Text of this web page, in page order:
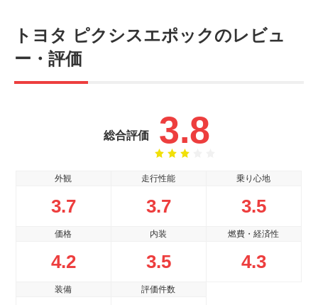
トヨタ ピクシスエポックのレビュ
ー・評価
総合評価 3.8
外観
3.7
走行性能
3.7
乗り心地
3.5
価格
4.2
内装
3.5
燃費・経済性
4.3
装備 評価件数